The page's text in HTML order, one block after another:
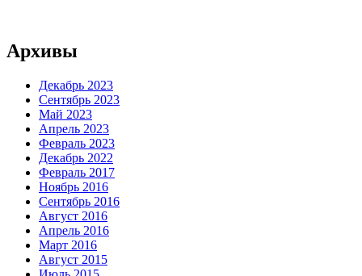
Архивы
Декабрь 2023
Сентябрь 2023
Май 2023
Апрель 2023
Февраль 2023
Декабрь 2022
Февраль 2017
Ноябрь 2016
Сентябрь 2016
Август 2016
Апрель 2016
Март 2016
Август 2015